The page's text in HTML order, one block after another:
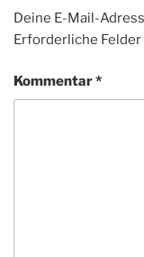
Deine E-Mail-
Erforderliche
Kommentar*